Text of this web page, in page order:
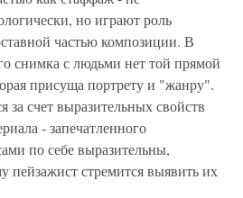
но играют роль
частью композиции. В
снимка с людьми нет той прямой
присуща портрету и "жанру".
за счет выразительных свойств
- запечатленного
по себе выразительны,
пейзажист стремится выявить их